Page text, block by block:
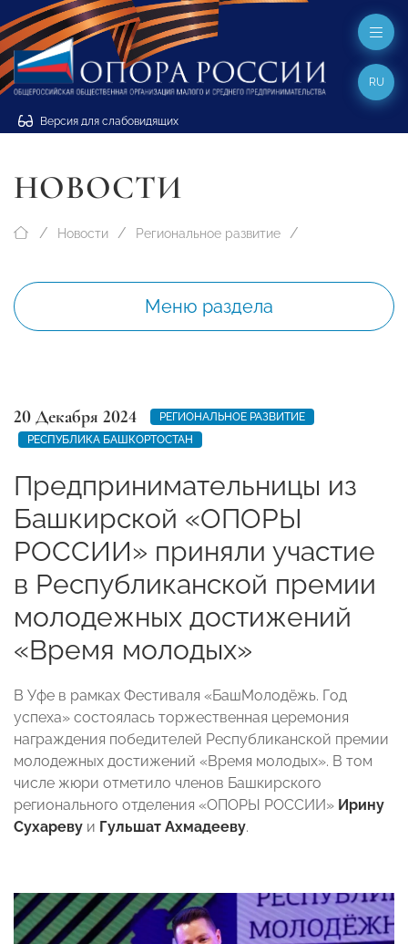
Версия для слабовидящих
RU
НОВОСТИ
Новости Региональное развитие
Меню раздела
20 Декабря 2024
РЕГИОНАЛЬНОЕ РАЗВИТИЕ
РЕСПУБЛИКА БАШКОРТОСТАН
Предпринимательницы из
Башкирской «ОПОРЫ
РОССИИ» приняли участие
в Республиканской премии
молодежных достижений
«Время молодых»
В Уфе в рамках Фестиваля «БашМолодёжь. Год
успеха» состоялась торжественная церемония
награждения победителей Республиканской премии
молодежных достижений «Время молодых». В том
числе жюри отметило членов Башкирского
регионального отделения «ОПОРЫ РОССИИ» Ирину
Сухареву и Гульшат Ахмадееву.